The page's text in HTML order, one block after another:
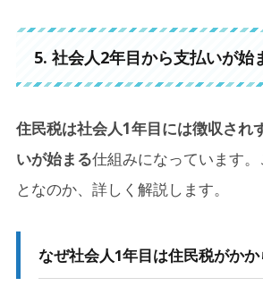
5. 社会人2年目から支払いが始
住民税は社会人1年目には徴収され
いが始まる仕組みになっています
となのか、詳しく解説します。
なぜ社会人1年目は住民税がかか